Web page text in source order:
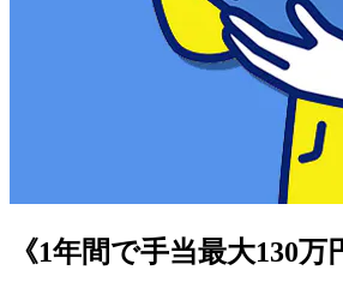
《1年間で手当最大130